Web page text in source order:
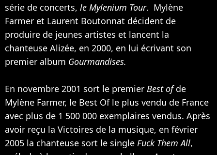
série de concerts, le Mylenium Tour. Mylène
Farmer et Laurent Boutonnat décident de
produire de jeunes artistes et lancent la
chanteuse Alizée, en 2000, en lui écrivant son
premier album Gourmandises.
En novembre 2001 sort le premier Best ofde
Mylène Farmer, le Best Of le plus vendu de France
avec plus de 1 500 000 exemplaires vendus. Après
avoir reçu la Victoires de la musique, en février
2005 la chanteuse sort le single Fuck Them All,